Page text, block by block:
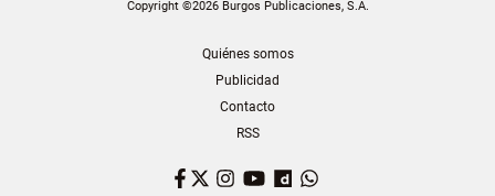
Copyright ©2026 Burgos Publicaciones, S.A.
Quiénes somos
Publicidad
Contacto
RSS
Facebook
TwitterInstagram
YouTubeDailymotion